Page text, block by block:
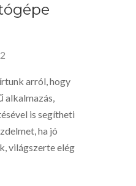
arról, hogy
alkalmazás,
is segítheti
ha jó
világszerte elég